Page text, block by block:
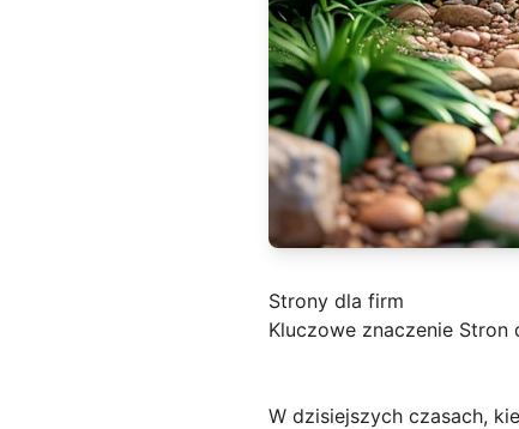
Strony dla firm
Kluczowe znaczenie
W dzisiejszych czasach,